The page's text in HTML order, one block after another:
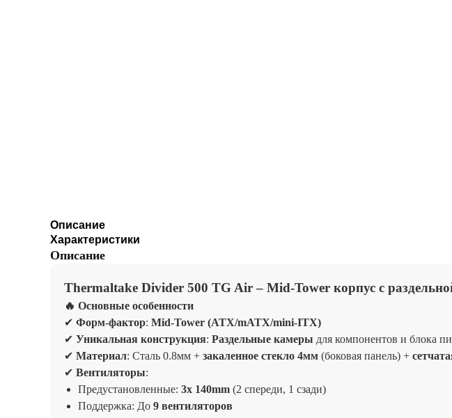
Описание
Характеристики
Описание
Thermaltake Divider 500 TG Air – Mid-Tower корпус с
🔥 Основные особенности
✔ Форм-фактор: Mid-Tower (ATX/mATX/mini-ITX)
✔ Уникальная конструкция: Раздельные камеры для компонентов и блока
✔ Материал: Сталь 0.8мм + закаленное стекло 4мм (боковая панель) +
✔ Вентиляторы:
Предустановленные: 3x 140mm (2 спереди, 1 сзади)
Поддержка: До 9 вентиляторов